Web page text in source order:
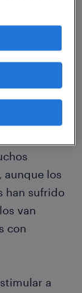
motiva
W.
científica
de
más si se
basado en
aunque los
han sufrido
van
con
a